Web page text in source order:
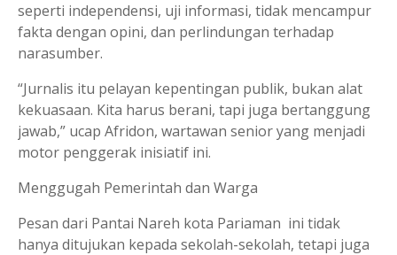
seperti independensi, uji informasi, tidak mencampur
fakta dengan opini, dan perlindungan terhadap
narasumber.
“Jurnalis itu pelayan kepentingan publik, bukan alat
kekuasaan. Kita harus berani, tapi juga bertanggung
jawab,” ucap Afridon, wartawan senior yang menjadi
motor penggerak inisiatif ini.
Menggugah Pemerintah dan Warga
Pesan dari Pantai Nareh kota Pariaman ini tidak
hanya ditujukan kepada sekolah-sekolah, tetapi juga